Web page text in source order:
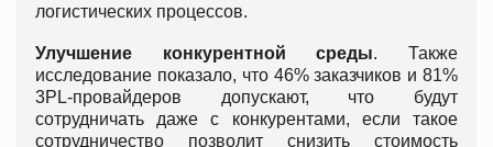
логистических процессов.
Улучшение конкурентной среды. Также
исследование показало, что 46% заказчиков и 81%
3PL-провайдеров допускают, что будут
сотрудничать даже с конкурентами, если такое
сотрудничество позволит снизить стоимость